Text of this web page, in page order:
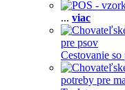
... viac
pre psov
Cestovanie so
potreby pre